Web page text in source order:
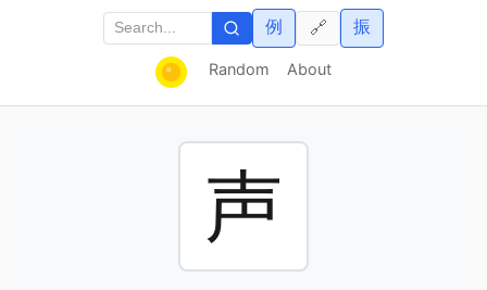
Random About
例 振
🔗
声